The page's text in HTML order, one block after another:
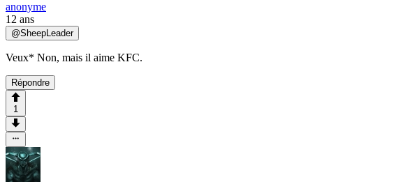
anonyme
12 ans
@SheepLeader
Veux* Non, mais il aime KFC.
Répondre
1